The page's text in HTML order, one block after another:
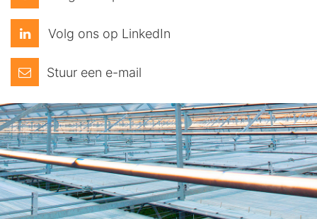
Volg ons op LinkedIn
Stuur een e-mail